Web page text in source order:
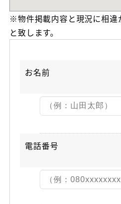
※物件掲載内容と現況に相違
と致します。
お名前
電話番号